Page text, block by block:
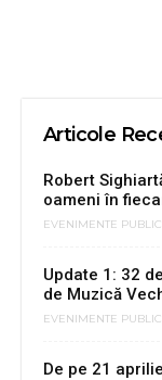
Articole
Robert
oameni în
EVENIMENTE
Update 1: 32
de Muzică
EVENIMENTE
De pe 21